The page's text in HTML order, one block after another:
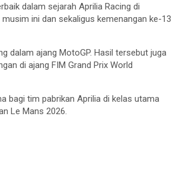
dalam sejarah Aprilia Racing di
ini dan sekaligus kemenangan ke-13
dalam ajang MotoGP. Hasil tersebut juga
di ajang FIM Grand Prix World
bagi tim pabrikan Aprilia di kelas utama
Le Mans 2026.